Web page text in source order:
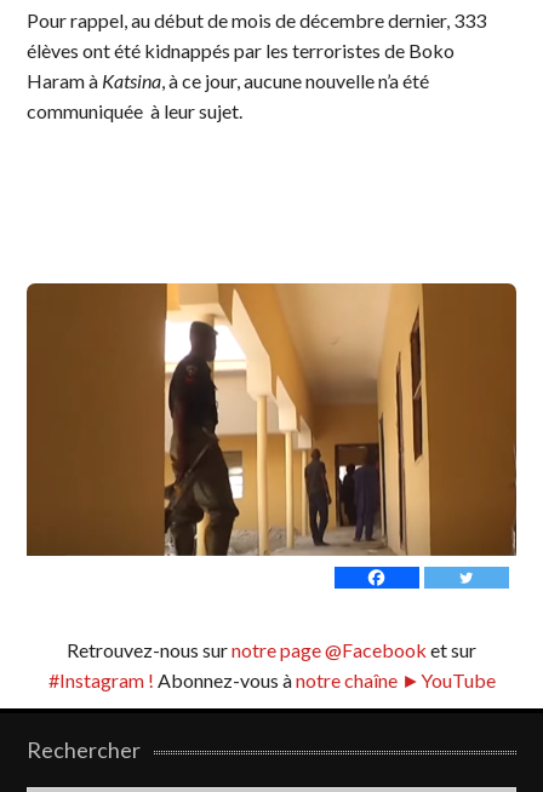
Pour rappel, au début de mois de décembre dernier, 333
élèves ont été kidnappés par les terroristes de Boko
Haram à Katsina, à ce jour, aucune nouvelle n’a été
communiquée à leur sujet.
Retrouvez-nous surnotre page @Facebook et sur
#Instagram ! Abonnez-vous ànotre chaîne ►YouTube
Rechercher